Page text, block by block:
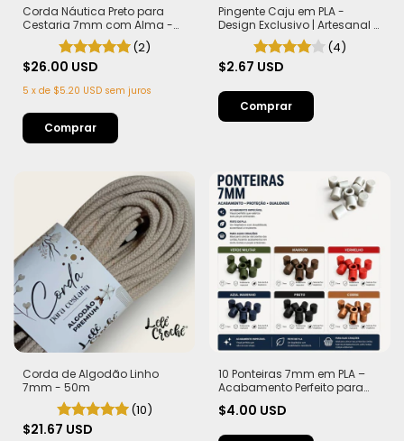
Corda Náutica Preto para
Cestaria 7mm com Alma -
Firme, Leve e Estruturada | 50
metros
(2)
$26.00 USD
5 x de $5.20 USD sem juros
Pingente Caju em PLA -
Design Exclusivo | Artesanal e
Autêntico
(4)
$2.67 USD
Corda de Algodão Linho
7mm - 50m
(10)
$21.67 USD
10 Ponteiras 7mm em PLA –
Acabamento Perfeito para
$4.00 USD